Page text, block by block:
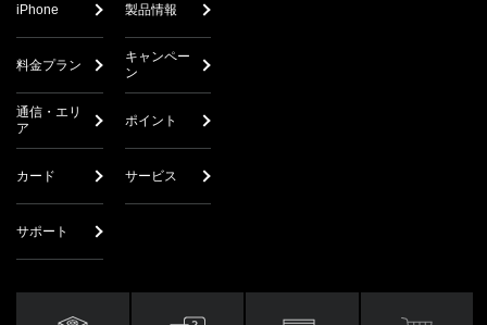
iPhone 製品情報
料金プラン
キャンペー
ン
通信・エリ
ア
ポイント
カード サービス
サポート